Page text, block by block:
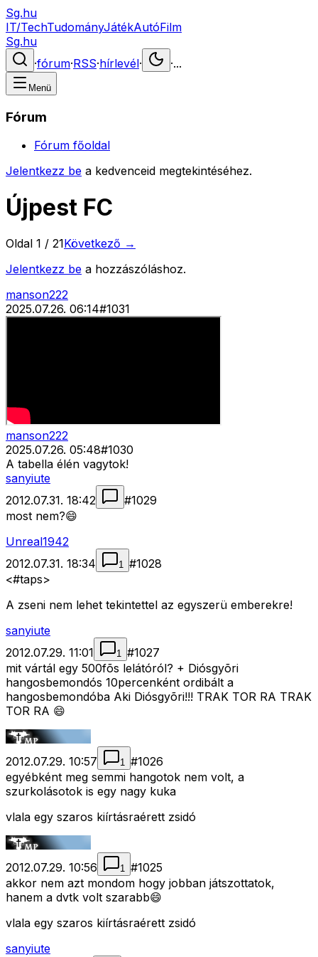
Sg.hu
IT/TechTudományJátékAutóFilm
Sg.hu
·fórum·RSS·hírlevél· ·...
Menü
Fórum
Fórum főoldal
Jelentkezz be a kedvenceid megtekintéséhez.
Újpest FC
Oldal 1 / 21Következő →
Jelentkezz be a hozzászóláshoz.
manson222
2025.07.26. 06:14#1031
manson222
2025.07.26. 05:48#1030
A tabella élén vagytok!
sanyiute
2012.07.31. 18:42
#1029
most nem?😄
Unreal1942
2012.07.31. 18:34
1 #1028
<#taps>
A zseni nem lehet tekintettel az egyszerü emberekre!
sanyiute
2012.07.29. 11:01
1 #1027
mit vártál egy 500fõs lelátóról? + Diósgyõri
hangosbemondós 10percenként ordibált a
hangosbemondóba Aki Diósgyõri!!! TRAK TOR RA TRAK
TOR RA 😄
2012.07.29. 10:57 1 #1026
egyébként meg semmi hangotok nem volt, a
szurkolásotok is egy nagy kuka
vlala egy szaros kiírtásraérett zsidó
2012.07.29. 10:56 1 #1025
akkor nem azt mondom hogy jobban játszottatok,
hanem a dvtk volt szarabb😄
vlala egy szaros kiírtásraérett zsidó
sanyiute